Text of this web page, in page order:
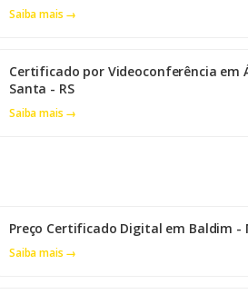
Saiba mais →
Certificado por Videoconferência em
Santa - RS
Saiba mais →
Preço Certificado Digital em Baldim -
Saiba mais →